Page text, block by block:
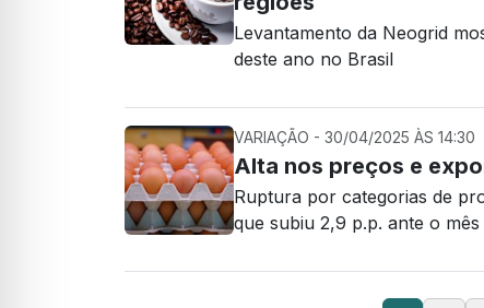
Levantamento da Neogrid
deste ano no Brasil
VARIAÇÃO - 30/04/2025 ÀS 14:30
Alta nos preços e
Ruptura por categorias de
que subiu 2,9 p.p. ante o